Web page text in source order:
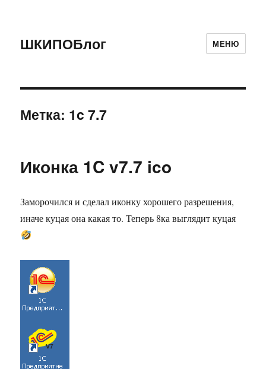
ШКИПОБлог МЕНЮ
Метка: 1c 7.7
Иконка 1C v7.7 ico
Заморочился и сделал иконку хорошего разрешения,
иначе куцая она какая то. Теперь 8ка выглядит куцая